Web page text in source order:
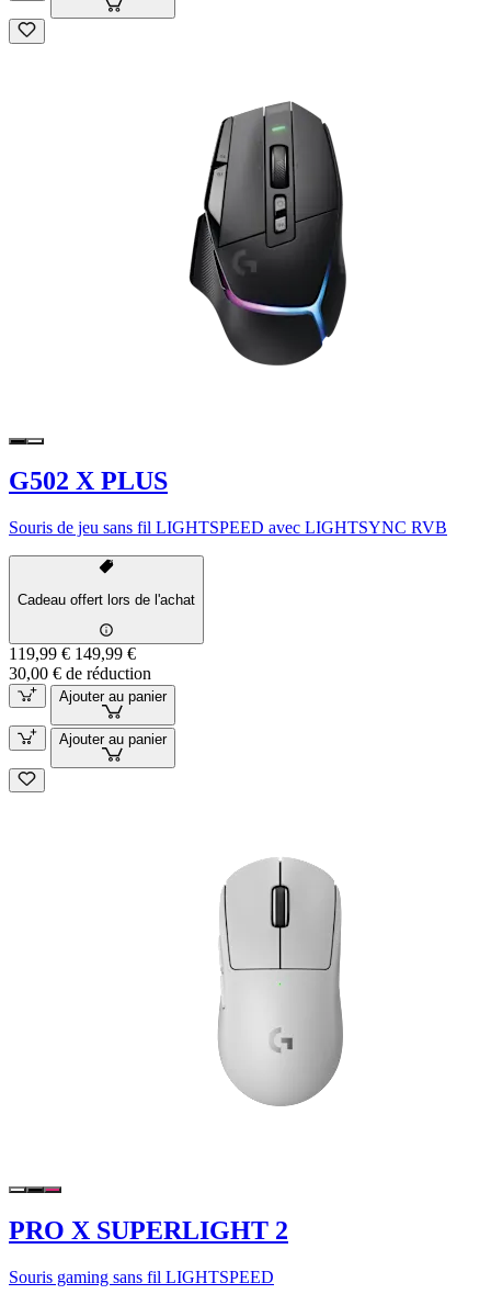
G502 X PLUS
Souris de jeu sans fil LIGHTSPEED avec LIGHTSYNC RVB
Cadeau offert lors de l'achat
119,99 € 149,99 €
30,00 € de réduction
Ajouter au panier
Ajouter au panier
PRO X SUPERLIGHT 2
Souris gaming sans fil LIGHTSPEED